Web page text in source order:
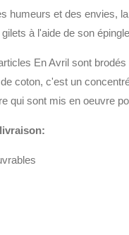
humeurs et des envies,
à l'aide de son
En Avril sont
coton, c'est un
qui sont mis en oeuvre